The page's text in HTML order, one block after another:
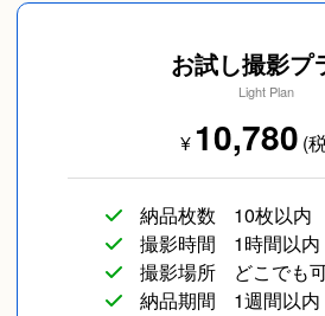
お試し撮影プ
Light Plan
¥10,780 (
納品枚数
10枚以内
撮影時間
1時間以内
撮影場所
どこでも
納品期間
1週間以内